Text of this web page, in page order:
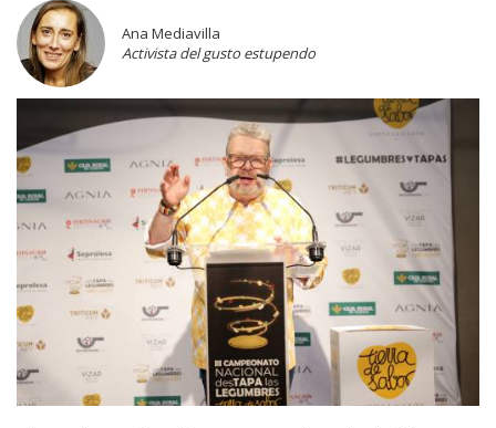
Ana Mediavilla
Activista del gusto estupendo